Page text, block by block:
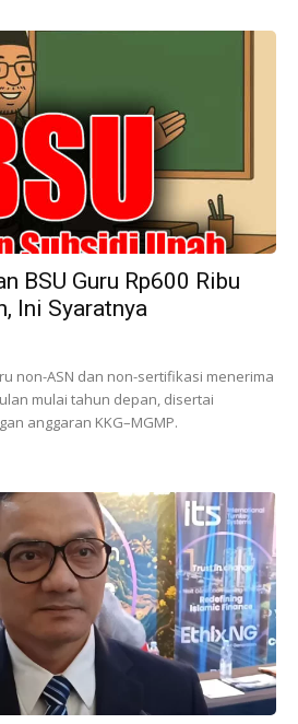
BSU Guru Rp600 Ribu
Ini Syaratnya
non-ASN dan non-sertifikasi menerima
mulai tahun depan, disertai
anggaran KKG–MGMP.